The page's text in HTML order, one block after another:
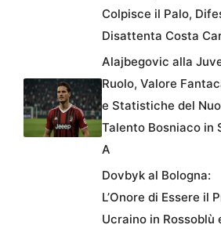
Colpisce il Palo,
Disattenta Costa
Alajbegovic alla
Ruolo, Valore
e Statistiche del
Talento Bosniaco in
A
Dovbyk al Bologna:
L’Onore di Essere il
Ucraino in Rossoblù